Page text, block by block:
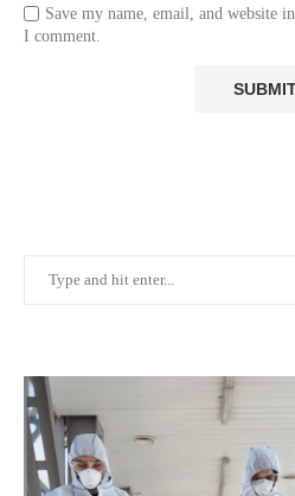
Save my name, email, and website
I comment.